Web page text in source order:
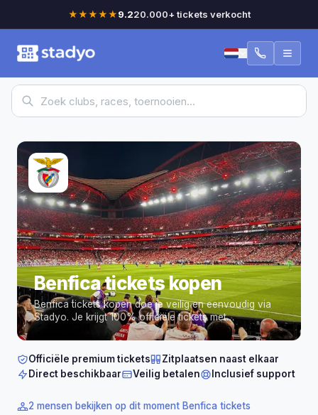
★★★★★9.220.000+ tickets verkocht
Benfica tickets kopen
Benfica tickets kopen doe je veilig en eenvoudig via
Stadyo. Je krijgt 100% officiële tickets met
gegarandeerde zitplaatsen naast elkaar in Estádio da
Luz (Lissabon).Tickets vanaf € 69 per persoon.
Officiële premium tickets
Zitplaatsen naast elkaar
Direct beschikbaar
Veilig betalen Inclusief support
2 mensen bekijken op dit moment Benfica tickets